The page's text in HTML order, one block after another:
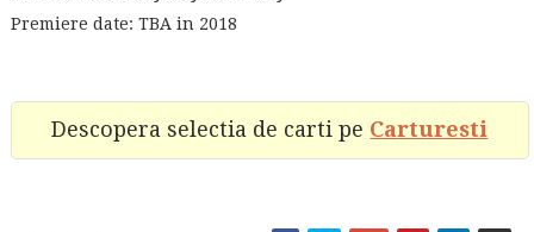
Premiere date: TBA in 2018
Descopera selectia de carti pe Carturesti